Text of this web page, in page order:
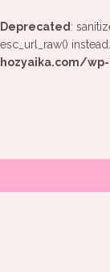
Deprecated :
esc_url_raw()
hozyaika.com/